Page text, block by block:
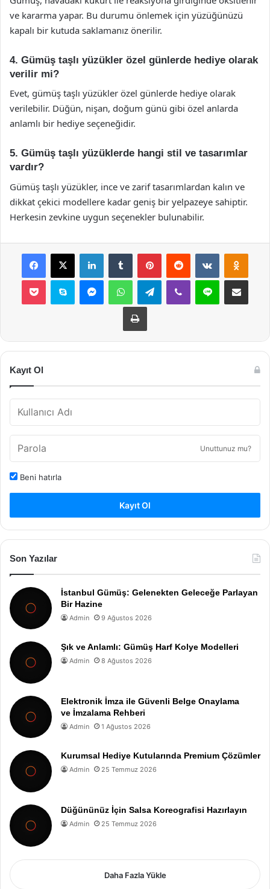
ve kararma yapar. Bu durumu önlemek için yüzüğünüzü
kapalı bir kutuda saklamanız önerilir.
4. Gümüş taşlı yüzükler özel günlerde hediye olarak
verilir mi?
Evet, gümüş taşlı yüzükler özel günlerde hediye olarak
verilebilir. Düğün, nişan, doğum günü gibi özel anlarda
anlamlı bir hediye seçeneğidir.
5. Gümüş taşlı yüzüklerde hangi stil ve tasarımlar
vardır?
Gümüş taşlı yüzükler, ince ve zarif tasarımlardan kalın ve
dikkat çekici modellere kadar geniş bir yelpazeye sahiptir.
Herkesin zevkine uygun seçenekler bulunabilir.
Facebook
X LinkedInTumblr PinterestReddit VKontakte
Pocket Skype MessengerWhatsAppTelegramViber Line E-Posta ile
Yazdır
Kayıt Ol
Unuttunuz mu?
Beni hatırla
Kayıt Ol
Son Yazılar
İstanbul Gümüş: Gelenekten Geleceğe Parlayan
Bir Hazine
Admin 9 Ağustos 2026
Şık ve Anlamlı: Gümüş Harf Kolye Modelleri
Admin 8 Ağustos 2026
Elektronik İmza ile Güvenli Belge Onaylama
ve İmzalama Rehberi
Admin 1 Ağustos 2026
Kurumsal Hediye Kutularında Premium Çözümler
Admin 25 Temmuz 2026
Düğününüz İçin Salsa Koreografisi Hazırlayın
Admin 25 Temmuz 2026
Daha Fazla Yükle